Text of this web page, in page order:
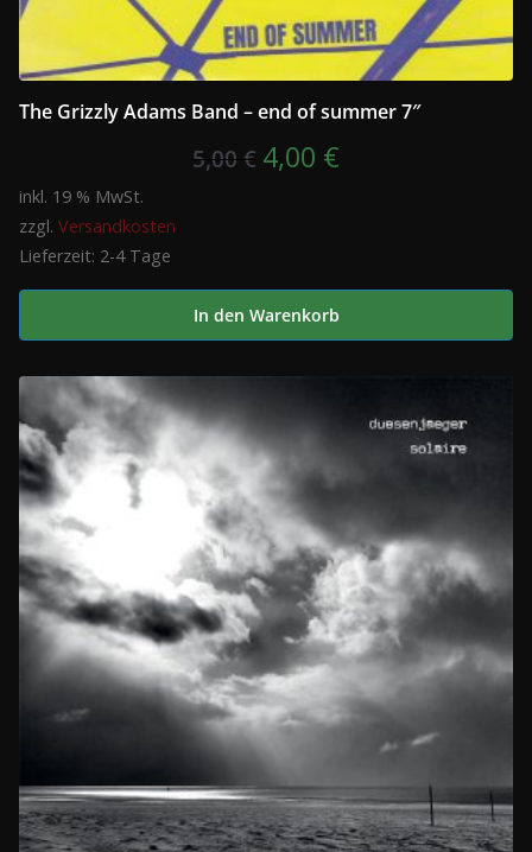
The Grizzly Adams Band – end of summer 7″
5,00 € Ursprünglicher
4,00 €
inkl. 19 % MwSt.
zzgl. Versandkosten
Lieferzeit: 2-4 Tage
In den Warenkorb